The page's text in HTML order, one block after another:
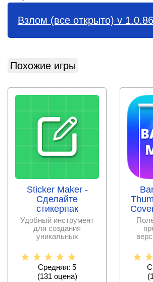
Взлом (все открыто) v 1.0.86
Похожие игры
Sticker Maker -
Сделайте
стикерпак
Удобный инструмент
для создания
уникальных
картинок и добавления
их в
Средняя: 5
(131 оценa)
(